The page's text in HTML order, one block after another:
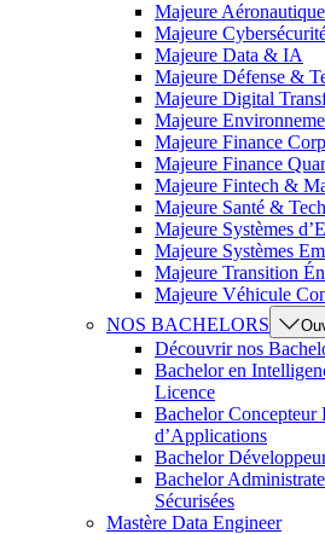
Majeure
Majeure
Majeure Data & IA
Majeure Défense &
Majeure Digital
Majeure
Majeure Finance
Majeure Finance
Majeure Fintech &
Majeure Santé &
Majeure Systèmes
Majeure Systèmes
Majeure Transition
Majeure Véhicule
NOS BACHELORS
Découvrir nos
Bachelor en
Licence
Bachelor Concepteur
d’Applications
Bachelor
Bachelor
Sécurisées
Mastère Data Engineer